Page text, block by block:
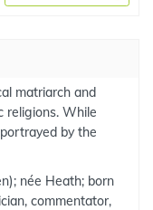
religions. While
by the
née Heath; born
commentator,